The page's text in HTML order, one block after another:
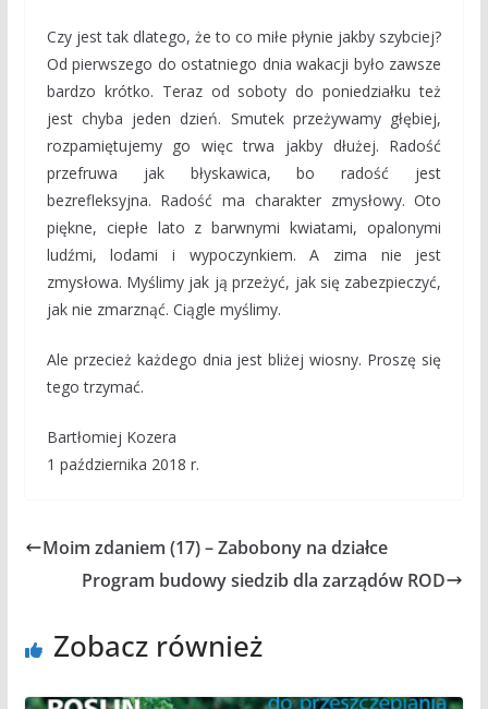
Czy jest tak dlatego, że to co miłe płynie jakby szybciej?
Od pierwszego do ostatniego dnia wakacji było zawsze
bardzo krótko. Teraz od soboty do poniedziałku też
jest chyba jeden dzień. Smutek przeżywamy głębiej,
rozpamiętujemy go więc trwa jakby dłużej. Radość
przefruwa jak błyskawica, bo radość jest
bezrefleksyjna. Radość ma charakter zmysłowy. Oto
piękne, ciepłe lato z barwnymi kwiatami, opalonymi
ludźmi, lodami i wypoczynkiem. A zima nie jest
zmysłowa. Myślimy jak ją przeżyć, jak się zabezpieczyć,
jak nie zmarznąć. Ciągle myślimy.
Ale przecież każdego dnia jest bliżej wiosny. Proszę się
tego trzymać.
Bartłomiej Kozera
1 października 2018 r.
Moim zdaniem (17) – Zabobony na działce
Program budowy siedzib dla zarządów ROD
Zobacz również